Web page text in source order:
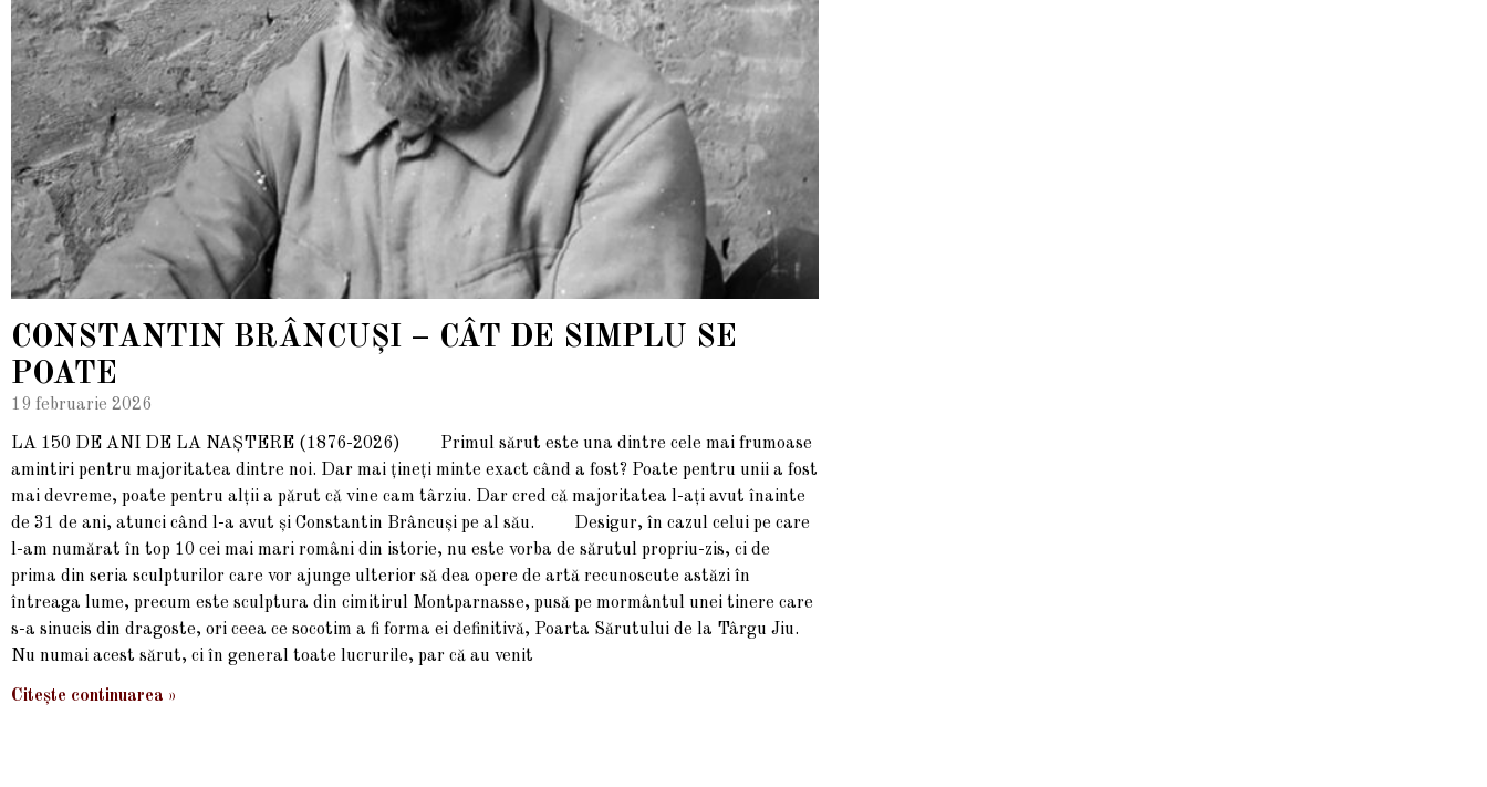
CONSTANTIN BRÂNCUȘI – CÂT DE SIMPLU SE
POATE
19 februarie 2026
LA 150 DE ANI DE LA NAȘTERE (1876-2026) Primul sărut este una dintre cele mai frumoase
amintiri pentru majoritatea dintre noi. Dar mai țineți minte exact când a fost? Poate pentru unii a fost
mai devreme, poate pentru alții a părut că vine cam târziu. Dar cred că majoritatea l-ați avut înainte
de 31 de ani, atunci când l-a avut și Constantin Brâncuși pe al său. Desigur, în cazul celui pe care
l-am numărat în top 10 cei mai mari români din istorie, nu este vorba de sărutul propriu-zis, ci de
prima din seria sculpturilor care vor ajunge ulterior să dea opere de artă recunoscute astăzi în
întreaga lume, precum este sculptura din cimitirul Montparnasse, pusă pe mormântul unei tinere care
s-a sinucis din dragoste, ori ceea ce socotim a fi forma ei definitivă, Poarta Sărutului de la Târgu Jiu.
Nu numai acest sărut, ci în general toate lucrurile, par că au venit
Citește continuarea »